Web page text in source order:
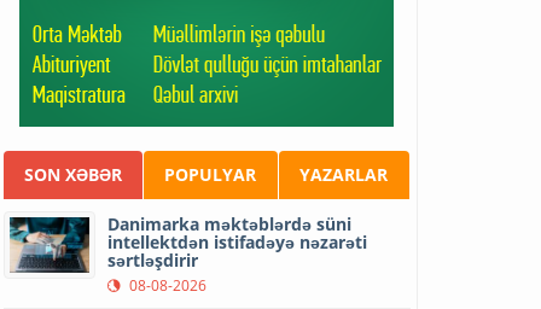
SON XƏBƏR POPULYAR YAZARLAR
Danimarka məktəblərdə süni
intellektdən istifadəyə nəzarəti
sərtləşdirir
08-08-2026